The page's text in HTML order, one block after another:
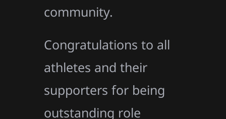
community.
Congratulations to all
athletes and their
supporters for being
outstanding role